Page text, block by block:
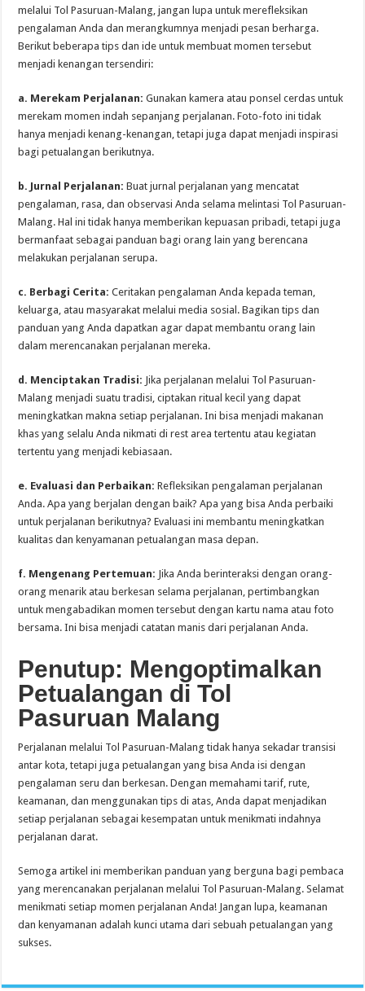
melalui Tol Pasuruan-Malang, jangan lupa untuk merefleksikan
pengalaman Anda dan merangkumnya menjadi pesan berharga.
Berikut beberapa tips dan ide untuk membuat momen tersebut
menjadi kenangan tersendiri:
a. Merekam Perjalanan: Gunakan kamera atau ponsel cerdas untuk
merekam momen indah sepanjang perjalanan. Foto-foto ini tidak
hanya menjadi kenang-kenangan, tetapi juga dapat menjadi inspirasi
bagi petualangan berikutnya.
b. Jurnal Perjalanan: Buat jurnal perjalanan yang mencatat
pengalaman, rasa, dan observasi Anda selama melintasi Tol Pasuruan-
Malang. Hal ini tidak hanya memberikan kepuasan pribadi, tetapi juga
bermanfaat sebagai panduan bagi orang lain yang berencana
melakukan perjalanan serupa.
c. Berbagi Cerita: Ceritakan pengalaman Anda kepada teman,
keluarga, atau masyarakat melalui media sosial. Bagikan tips dan
panduan yang Anda dapatkan agar dapat membantu orang lain
dalam merencanakan perjalanan mereka.
d. Menciptakan Tradisi: Jika perjalanan melalui Tol Pasuruan-
Malang menjadi suatu tradisi, ciptakan ritual kecil yang dapat
meningkatkan makna setiap perjalanan. Ini bisa menjadi makanan
khas yang selalu Anda nikmati di rest area tertentu atau kegiatan
tertentu yang menjadi kebiasaan.
e. Evaluasi dan Perbaikan: Refleksikan pengalaman perjalanan
Anda. Apa yang berjalan dengan baik? Apa yang bisa Anda perbaiki
untuk perjalanan berikutnya? Evaluasi ini membantu meningkatkan
kualitas dan kenyamanan petualangan masa depan.
f. Mengenang Pertemuan: Jika Anda berinteraksi dengan orang-
orang menarik atau berkesan selama perjalanan, pertimbangkan
untuk mengabadikan momen tersebut dengan kartu nama atau foto
bersama. Ini bisa menjadi catatan manis dari perjalanan Anda.
Penutup: Mengoptimalkan
Petualangan di Tol
Pasuruan Malang
Perjalanan melalui Tol Pasuruan-Malang tidak hanya sekadar transisi
antar kota, tetapi juga petualangan yang bisa Anda isi dengan
pengalaman seru dan berkesan. Dengan memahami tarif, rute,
keamanan, dan menggunakan tips di atas, Anda dapat menjadikan
setiap perjalanan sebagai kesempatan untuk menikmati indahnya
perjalanan darat.
Semoga artikel ini memberikan panduan yang berguna bagi pembaca
yang merencanakan perjalanan melalui Tol Pasuruan-Malang. Selamat
menikmati setiap momen perjalanan Anda! Jangan lupa, keamanan
dan kenyamanan adalah kunci utama dari sebuah petualangan yang
sukses.